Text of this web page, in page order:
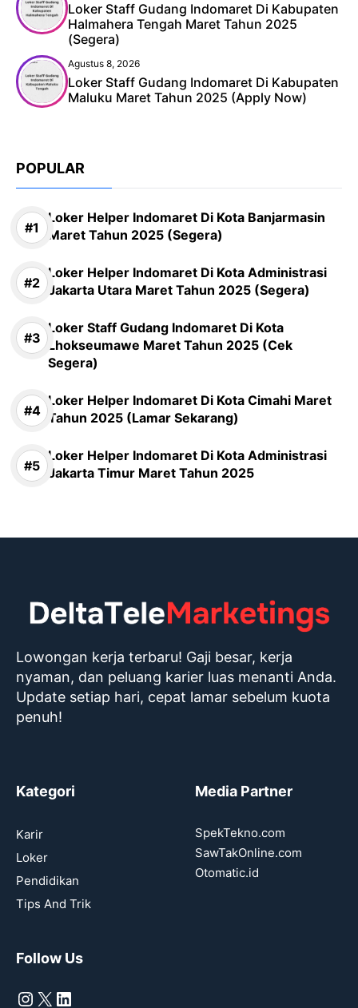
Loker Staff Gudang Indomaret Di Kabupaten
Halmahera Tengah Maret Tahun 2025
(Segera)
Agustus 8, 2026
Loker Staff Gudang Indomaret Di Kabupaten
Maluku Maret Tahun 2025 (Apply Now)
POPULAR
Loker Helper Indomaret Di Kota Banjarmasin
Maret Tahun 2025 (Segera)
Loker Helper Indomaret Di Kota Administrasi
Jakarta Utara Maret Tahun 2025 (Segera)
Loker Staff Gudang Indomaret Di Kota
Lhokseumawe Maret Tahun 2025 (Cek
Segera)
Loker Helper Indomaret Di Kota Cimahi Maret
Tahun 2025 (Lamar Sekarang)
Loker Helper Indomaret Di Kota Administrasi
Jakarta Timur Maret Tahun 2025
Lowongan kerja terbaru! Gaji besar, kerja
nyaman, dan peluang karier luas menanti Anda.
Update setiap hari, cepat lamar sebelum kuota
penuh!
Kategori
Karir
Loker
Pendidikan
Tips And Trik
Media Partner
SpekTekno.com
SawTakOnline.com
Otomatic.id
Follow Us
Instagram
X LinkedIn